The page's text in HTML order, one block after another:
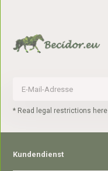
* Read legal restrictions here
Kundendienst